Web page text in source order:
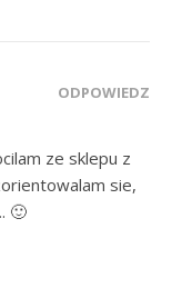
ODPOWIEDZ
ze sklepu z
sie,
🙂